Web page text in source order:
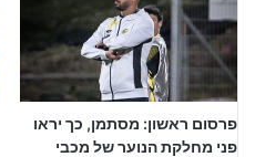
פרסום ראשון: מסתמן, כך יראו
פני מחלקת הנוער של מכבי